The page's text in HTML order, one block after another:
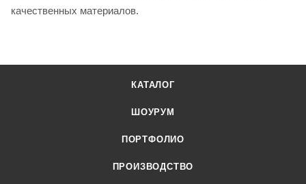
качественных материалов.
КАТАЛОГ
ШОУРУМ
ПОРТФОЛИО
ПРОИЗВОДСТВО